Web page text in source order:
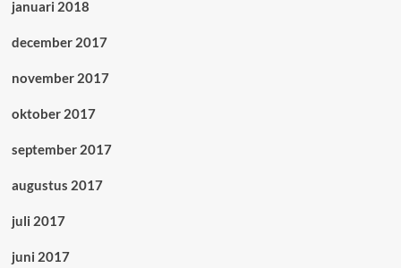
januari 2018
december 2017
november 2017
oktober 2017
september 2017
augustus 2017
juli 2017
juni 2017